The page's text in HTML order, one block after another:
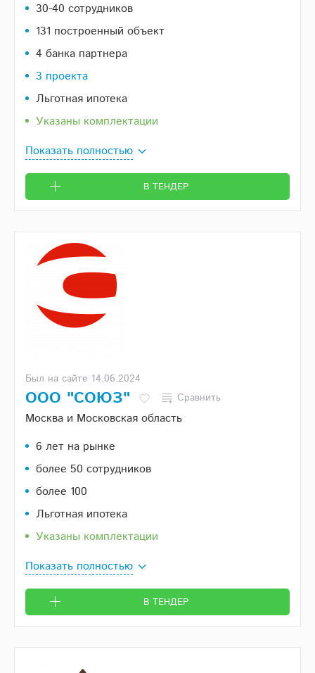
30-40 сотрудников
131 построенный объект
4 банка партнера
3 проекта
Льготная ипотека
Указаны комплектации
Показать полностью
В ТЕНДЕР
Был на сайте 14.06.2024
ООО "СОЮЗ" Сравнить
Москва и Московская область
6 лет на рынке
более 50 сотрудников
более 100
Льготная ипотека
Указаны комплектации
Показать полностью
В ТЕНДЕР